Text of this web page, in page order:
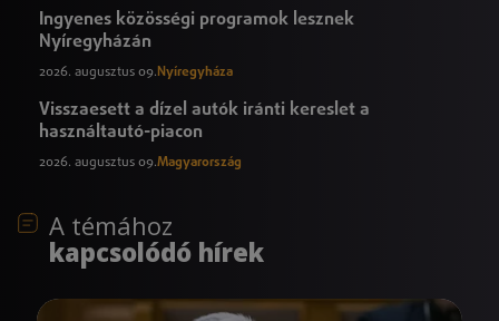
Ingyenes közösségi programok lesznek
Nyíregyházán
2026. augusztus 09. Nyíregyháza
Visszaesett a dízel autók iránti kereslet a
használtautó-piacon
2026. augusztus 09.Magyarország
A témához
kapcsolódó hírek